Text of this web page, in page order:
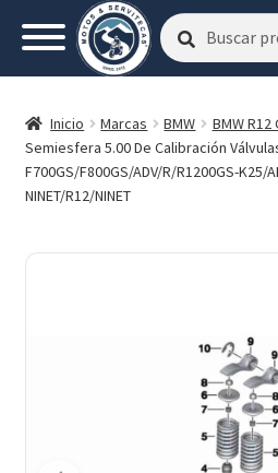
Buscar
por:
Buscar
Inicio Marcas BMW BMW R12
Semiesfera 5.00 De Calibración
F700GS/F800GS/ADV/R/R1200GS-K25/
NINET/R12/NINET